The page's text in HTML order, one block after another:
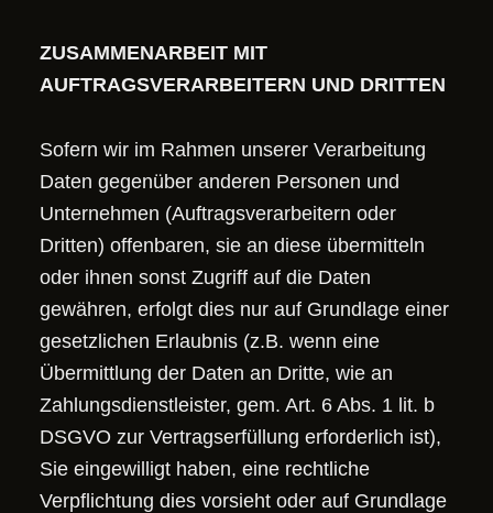
ZUSAMMENARBEIT MIT
AUFTRAGSVERARBEITERN UND DRITTEN
Sofern wir im Rahmen unserer Verarbeitung
Daten gegenüber anderen Personen und
Unternehmen (Auftragsverarbeitern oder
Dritten) offenbaren, sie an diese übermitteln
oder ihnen sonst Zugriff auf die Daten
gewähren, erfolgt dies nur auf Grundlage einer
gesetzlichen Erlaubnis (z.B. wenn eine
Übermittlung der Daten an Dritte, wie an
Zahlungsdienstleister, gem. Art. 6 Abs. 1 lit. b
DSGVO zur Vertragserfüllung erforderlich ist),
Sie eingewilligt haben, eine rechtliche
Verpflichtung dies vorsieht oder auf Grundlage